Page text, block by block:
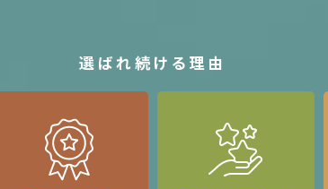
選ばれ続ける理由